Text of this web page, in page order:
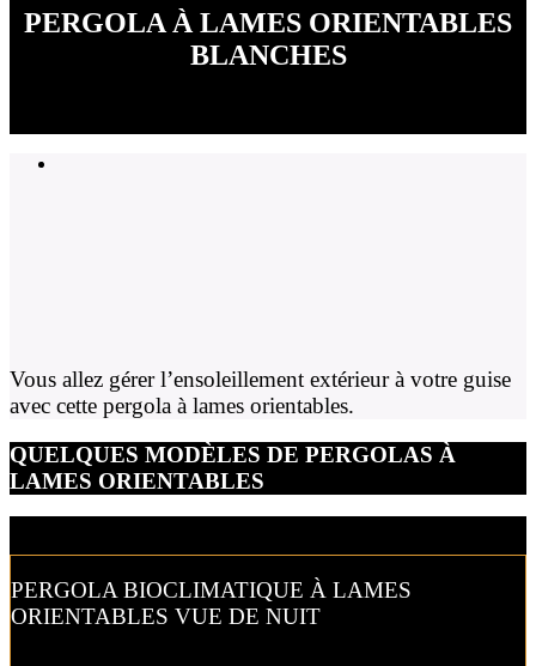
PERGOLA À LAMES ORIENTABLES
BLANCHES
Vous allez gérer l’ensoleillement extérieur à votre guise
avec cette pergola à lames orientables.
QUELQUES MODÈLES DE PERGOLAS À
LAMES ORIENTABLES
PERGOLA BIOCLIMATIQUE À LAMES
ORIENTABLES VUE DE NUIT